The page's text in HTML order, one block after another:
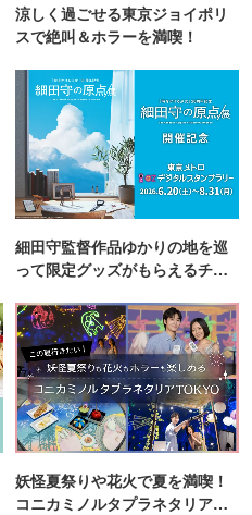
涼しく過ごせる東京ジョイポリ
スで絶叫＆ホラーを満喫！
細田守監督作品ゆかりの地を巡
って限定グッズがもらえるチャ
妖怪夏祭りや花火で夏を満喫！
コニカミノルタプラネタリア